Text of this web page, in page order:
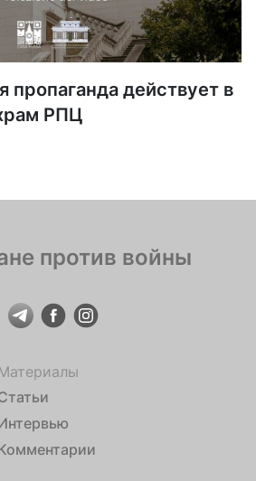
пропаганда действует в
РПЦ
против войны